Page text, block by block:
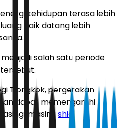
kehidupan terasa lebih
baik datang lebih
salah satu periode
Tiongkok, pergerakan
dapat memengaruhi
masingshio .